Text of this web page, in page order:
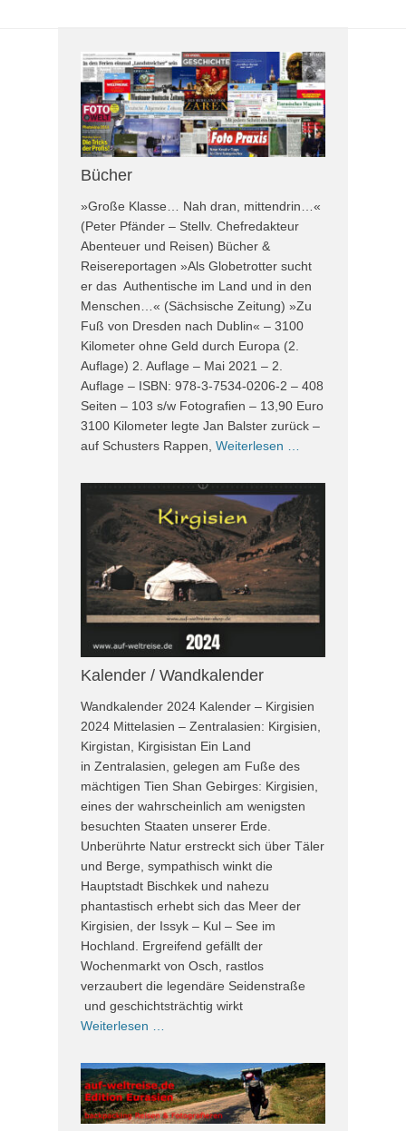
Bücher
»Große Klasse… Nah dran, mittendrin…«
(Peter Pfänder – Stellv. Chefredakteur
Abenteuer und Reisen) Bücher &
Reisereportagen »Als Globetrotter sucht
er das Authentische im Land und in den
Menschen…« (Sächsische Zeitung) »Zu
Fuß von Dresden nach Dublin« – 3100
Kilometer ohne Geld durch Europa (2.
Auflage) 2. Auflage – Mai 2021 – 2.
Auflage – ISBN: 978-3-7534-0206-2 – 408
Seiten – 103 s/w Fotografien – 13,90 Euro
3100 Kilometer legte Jan Balster zurück –
auf Schusters Rappen, Weiterlesen …
Kalender / Wandkalender
Wandkalender 2024 Kalender – Kirgisien
2024 Mittelasien – Zentralasien: Kirgisien,
Kirgistan, Kirgisistan Ein Land
in Zentralasien, gelegen am Fuße des
mächtigen Tien Shan Gebirges: Kirgisien,
eines der wahrscheinlich am wenigsten
besuchten Staaten unserer Erde.
Unberührte Natur erstreckt sich über Täler
und Berge, sympathisch winkt die
Hauptstadt Bischkek und nahezu
phantastisch erhebt sich das Meer der
Kirgisien, der Issyk – Kul – See im
Hochland. Ergreifend gefällt der
Wochenmarkt von Osch, rastlos
verzaubert die legendäre Seidenstraße
und geschichtsträchtig wirkt
Weiterlesen …